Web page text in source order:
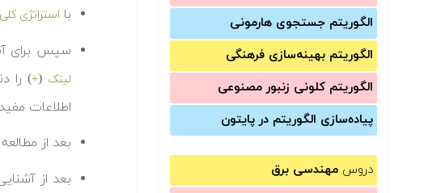
الگوریتم جستجوی هارمونی
الگوریتم بهینه‌سازی فرهنگی
الگوریتم کلونی زنبور مصنوعی
پیاده‌سازی الگوریتم در پایتون
دروس مهندسی برق
با استراتژی
سپس برای
لینک (
+) را
اطلاعات
بعد از
بعد از